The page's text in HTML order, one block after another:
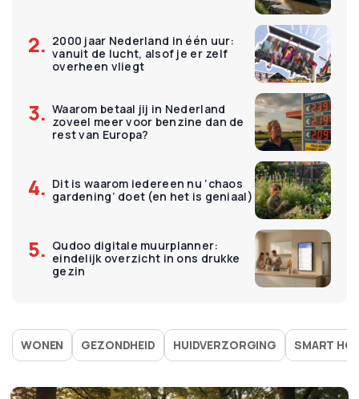
2000 jaar Nederland in één uur:
vanuit de lucht, alsof je er zelf
overheen vliegt
Waarom betaal jij in Nederland
zoveel meer voor benzine dan de
rest van Europa?
Dit is waarom iedereen nu ‘chaos
gardening’ doet (en het is geniaal)
Qudoo digitale muurplanner:
eindelijk overzicht in ons drukke
gezin
WONEN GEZONDHEID HUIDVERZORGING SMART